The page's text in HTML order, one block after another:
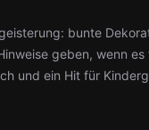
bunte
geben, wenn
und ein Hit für